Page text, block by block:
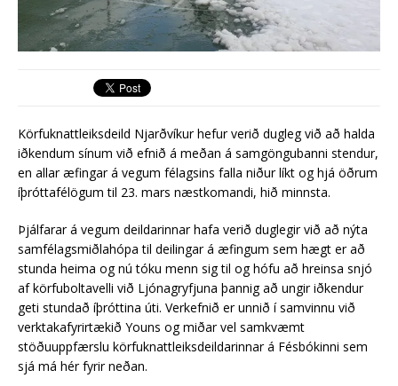
Körfuknattleiksdeild Njarðvíkur hefur verið dugleg við að halda
iðkendum sínum við efnið á meðan á samgöngubanni stendur,
en allar æfingar á vegum félagsins falla niður líkt og hjá öðrum
íþróttafélögum til 23. mars næstkomandi, hið minnsta.
Þjálfarar á vegum deildarinnar hafa verið duglegir við að nýta
samfélagsmiðlahópa til deilingar á æfingum sem hægt er að
stunda heima og nú tóku menn sig til og hófu að hreinsa snjó
af körfuboltavelli við Ljónagryfjuna þannig að ungir iðkendur
geti stundað íþróttina úti. Verkefnið er unnið í samvinnu við
verktakafyrirtækið Youns og miðar vel samkvæmt
stöðuuppfærslu körfuknattleiksdeildarinnar á Fésbókinni sem
sjá má hér fyrir neðan.